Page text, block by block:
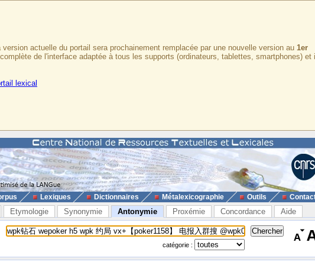
actuelle du portail sera prochainement remplacée par une nouvelle version au 1er
de l'interface adaptée à tous les supports (ordinateurs, tablettes, smartphones) et
lexical
Lexiques Dictionnaires Métalexicographie Outils
Etymologie Synonymie Antonymie Proxémie Concordance Aide
catégorie :